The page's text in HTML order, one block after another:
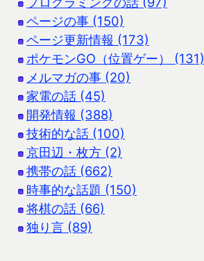
ページの事 (150)
ページ更新情報 (173)
ポケモンGO（位置ゲー） (131)
メルマガの事 (20)
家電の話 (45)
開発情報 (388)
技術的な話 (100)
京田辺・枚方 (2)
携帯の話 (662)
時事的な話題 (150)
将棋の話 (66)
独り言 (89)